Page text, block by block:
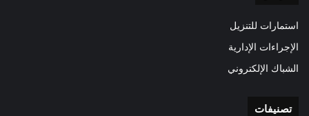
استمارات للتنزيل
الإجراءات الإدارية
الشباك الإلكتروني
تصنيفات